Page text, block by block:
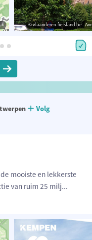
© vlaanderen-fietsland.be -
Volg
mooiste en lekkerste
van ruim 25 milj...